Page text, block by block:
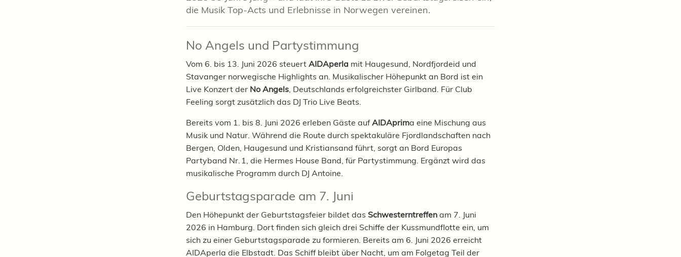
die Musik Top-Acts und Erlebnisse in Norwegen vereinen.
No Angels und Partystimmung
Vom 6. bis 13. Juni 2026 steuert AIDAperla mit Haugesund, Nordfjordeid und
Stavanger norwegische Highlights an. Musikalischer Höhepunkt an Bord ist ein
Live Konzert der No Angels, Deutschlands erfolgreichster Girlband. Für Club
Feeling sorgt zusätzlich das DJ Trio Live Beats.
Bereits vom 1. bis 8. Juni 2026 erleben Gäste aufAIDAprima eine Mischung aus
Musik und Natur. Während die Route durch spektakuläre Fjordlandschaften nach
Bergen, Olden, Haugesund und Kristiansand führt, sorgt an Bord Europas
Partyband Nr. 1, die Hermes House Band, für Partystimmung. Ergänzt wird das
musikalische Programm durch DJ Antoine.
Geburtstagsparade am 7. Juni
Den Höhepunkt der Geburtstagsfeier bildet das Schwesterntreffen am 7. Juni
2026 in Hamburg. Dort finden sich gleich drei Schiffe der Kussmundflotte ein, um
sich zu einer Geburtstagsparade zu formieren. Bereits am 6. Juni 2026 erreicht
AIDAperla die Elbstadt. Das Schiff bleibt über Nacht, um am Folgetag Teil der